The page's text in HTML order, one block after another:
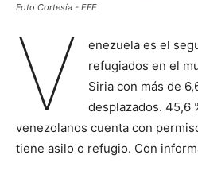
Foto Cortesía - EFE
V
enezuela es el
refugiados en el
Siria con más de
desplazados. 45,6
venezolanos cuenta con
tiene asilo o refugio. Con